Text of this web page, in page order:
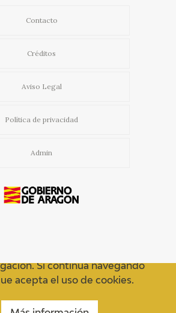
Contacto
Créditos
Aviso Legal
Política de privacidad
Admin
Si continua navegando
acepta el uso de cookies.